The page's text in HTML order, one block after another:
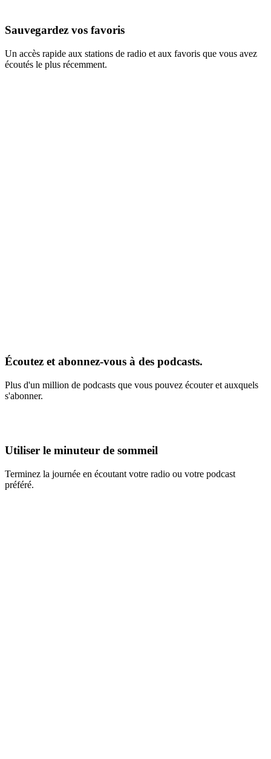
Sauvegardez vos favoris
Un accès rapide aux stations de radio et aux favoris que vous avez
écoutés le plus récemment.
Écoutez et abonnez-vous à des podcasts.
Plus d'un million de podcasts que vous pouvez écouter et auxquels
s'abonner.
Utiliser le minuteur de sommeil
Terminez la journée en écoutant votre radio ou votre podcast
préféré.